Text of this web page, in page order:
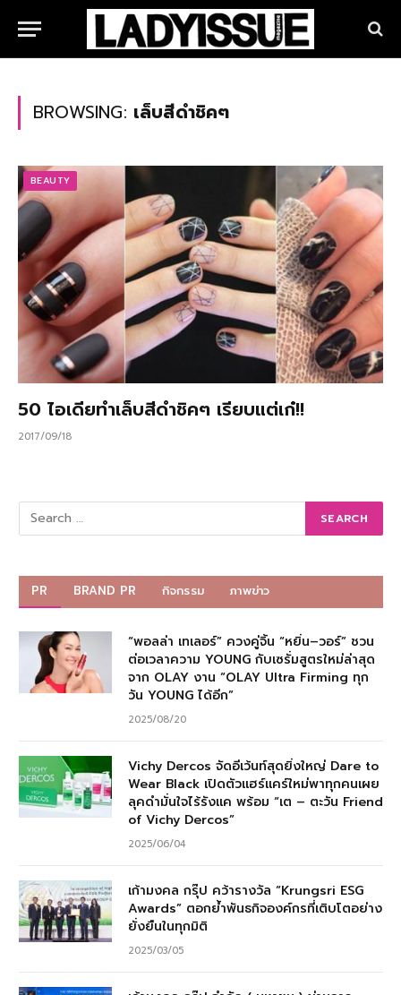
BROWSING: เล็บสีดำชิคๆ
BEAUTY
50 ไอเดียทำเล็บสีดำชิคๆ เรียบแต่เก๋!!
2017/09/18
PR BRAND PR กิจกรรม ภาพข่าว
“พอลล่า เทเลอร์” ควงคู่จิ้น “หยิ่น–วอร์” ชวน
ต่อเวลาความ YOUNG กับเซรั่มสูตรใหม่ล่าสุด
จาก OLAY งาน “OLAY Ultra Firming ทุก
วัน YOUNG ได้อีก”
2025/08/20
Vichy Dercos จัดอีเว้นท์สุดยิ่งใหญ่ Dare to
Wear Black เปิดตัวแฮร์แคร์ใหม่พาทุกคนเผย
ลุคดำมั่นใจไร้รังแค พร้อม “เต – ตะวัน Friend
of Vichy Dercos”
2025/06/04
เก้ามงคล กรุ๊ป คว้ารางวัล “Krungsri ESG
Awards” ตอกย้ำพันธกิจองค์กรที่เติบโตอย่าง
ยั่งยืนในทุกมิติ
2025/03/05